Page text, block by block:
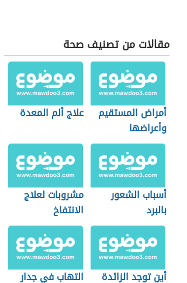
مقالات من تصنيف صحة
أمراض المستقيم
وأعراضها
علاج ألم المعدة
أسباب الشعور
بالبرد
مشروبات لعلاج
الانتفاخ
أين توجد الزائدة
التهاب في جدار